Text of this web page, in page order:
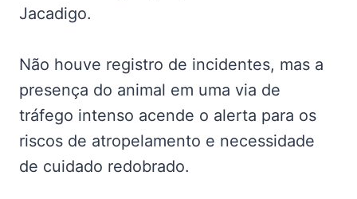
Jacadigo.
Não houve registro de incidentes, mas a
presença do animal em uma via de
tráfego intenso acende o alerta para os
riscos de atropelamento e necessidade
de cuidado redobrado.